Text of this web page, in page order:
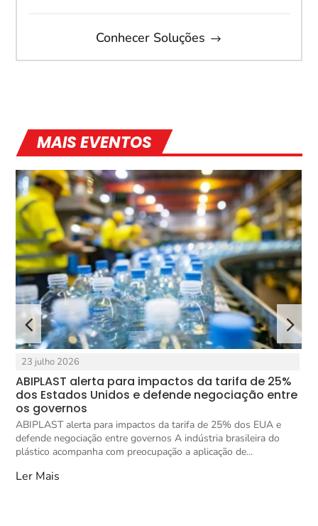
Conhecer Soluções
MAIS EVENTOS
23 julho 2026
ABIPLAST alerta para impactos da tarifa de 25%
dos Estados Unidos e defende negociação entre
os governos
ABIPLAST alerta para impactos da tarifa de 25% dos EUA e
defende negociação entre governos A indústria brasileira do
plástico acompanha com preocupação a aplicação de...
Ler Mais